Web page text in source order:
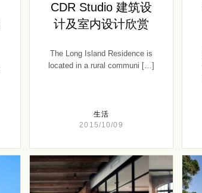
CDR Studio 建筑设
计及室内设计欣赏
The Long Island Residence is
located in a rural communi […]
生活
2015/10/09